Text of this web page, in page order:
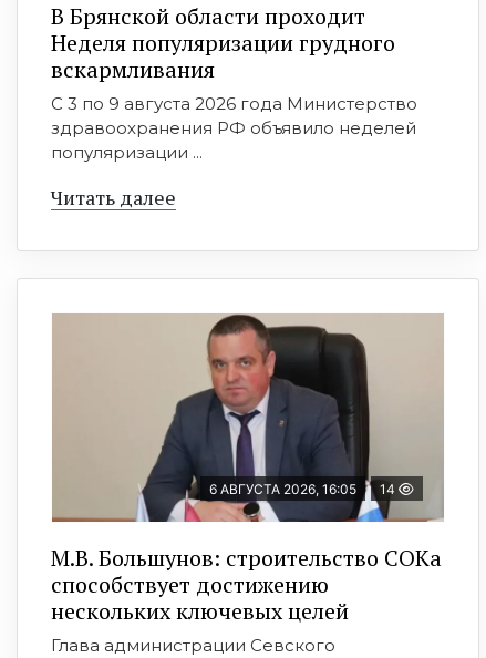
В Брянской области проходит
Неделя популяризации грудного
вскармливания
С 3 по 9 августа 2026 года Министерство
здравоохранения РФ объявило неделей
популяризации ...
Читать далее
6 АВГУСТА 2026, 16:05 14
М.В. Большунов: строительство СОКа
способствует достижению
нескольких ключевых целей
Глава администрации Севского